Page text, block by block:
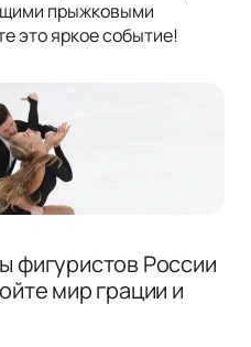
прыжковыми
это яркое событие!
фигуристов России
мир грации и